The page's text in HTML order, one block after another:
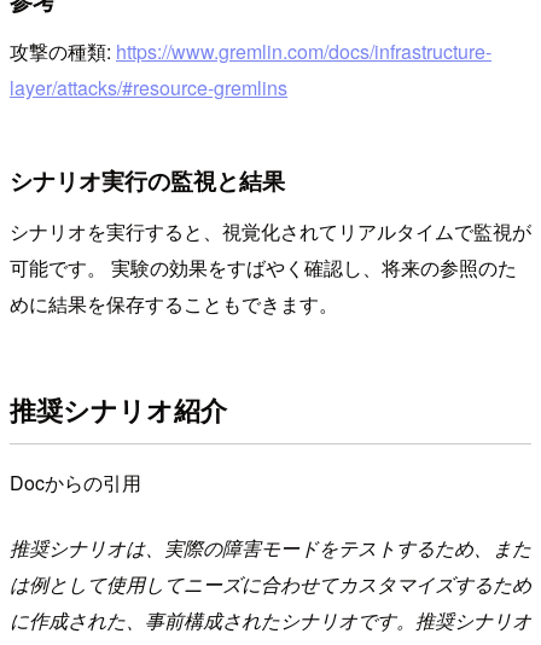
攻撃の種類: https://www.gremlin.com/docs/infrastructure-
layer/attacks/#resource-gremlins
シナリオ実行の監視と結果
シナリオを実行すると、視覚化されてリアルタイムで監視が
可能です。 実験の効果をすばやく確認し、将来の参照のた
めに結果を保存することもできます。
推奨シナリオ紹介
Docからの引用
推奨シナリオは、実際の障害モードをテストするため、また
は例として使用してニーズに合わせてカスタマイズするため
に作成された、事前構成されたシナリオです。推奨シナリオ